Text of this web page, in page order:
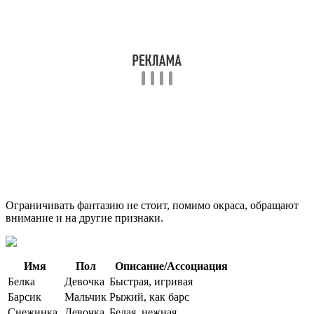
Ограничивать фантазию не стоит, помимо окраса, обращают
внимание и на другие признаки.
Имя Пол
Описание/Ассоциация
Белка
Девочка Быстрая, игривая
Барсик
Мальчик Рыжий, как барс